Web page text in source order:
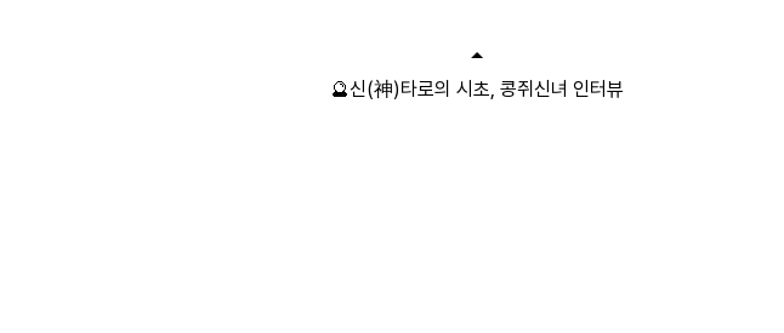
🔮신(神)타로의 시초, 콩쥐신녀 인터뷰